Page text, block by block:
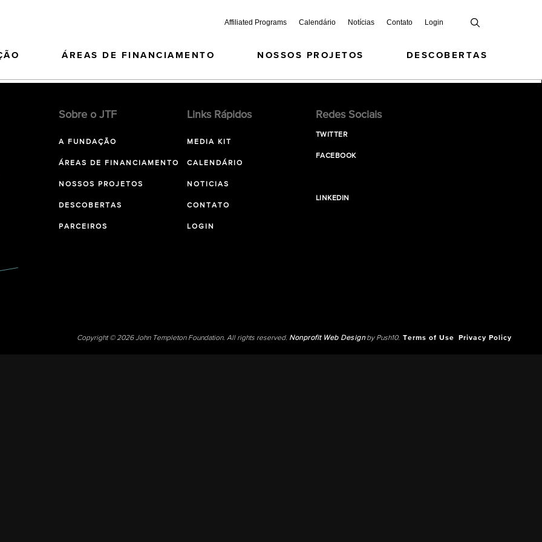
Affiliated Programs Calendário Notícias Contato Login
ÁREAS DE FINANCIAMENTO NOSSOS PROJETOS DESCOBERTAS
Sobre o JTF
A FUNDAÇÃO
ÁREAS DE FINANCIAMENTO
NOSSOS PROJETOS
DESCOBERTAS
PARCEIROS
Links Rápidos
MEDIA KIT
CALENDÁRIO
NOTICIAS
CONTATO
LOGIN
Redes Sociais
TWITTER
FACEBOOK
LINKEDIN
Copyright © 2026 John Templeton Foundation. All rights reserved. Nonprofit Web Designby Push10. Terms of Use Privacy Policy